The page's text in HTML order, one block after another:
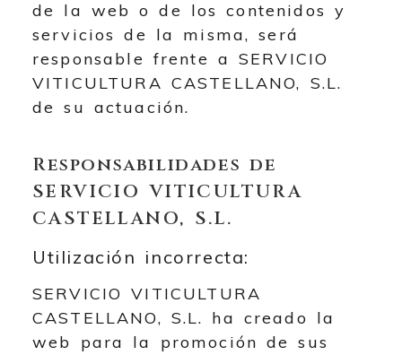
de la web o de los contenidos y
servicios de la misma, será
responsable frente aSERVICIO
VITICULTURA CASTELLANO, S.L.
de su actuación.
Responsabilidades de
SERVICIO VITICULTURA
CASTELLANO, S.L.
Utilización incorrecta:
SERVICIO VITICULTURA
CASTELLANO, S.L. ha creado la
web para la promoción de sus